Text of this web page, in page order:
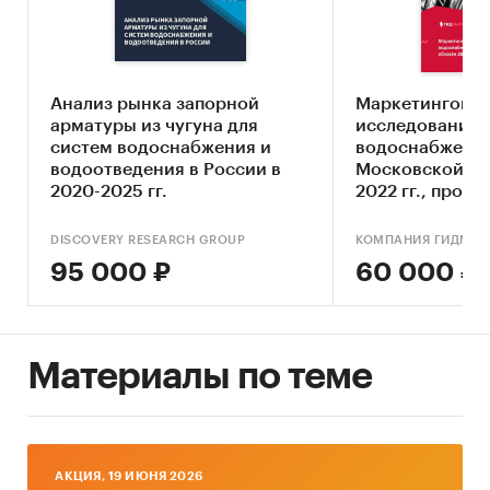
ный рынок на мытищинской ярмарке,
Экспострой на Нахимовском, Синдика О и др.)
анализ вторичной ин-формации:
• интернет-ресурсы
Анализ рынка запорной
арматуры из чугуна для
систем водоснабжения и
водоотведения в России в
2020-2025 гг.
DISCOVERY RESEARCH GROUP
95 000 ₽
Маркетинговое
исследование
Московской
2022 гг.,
КОМПАНИЯ
60 000 ₽
Материалы по теме
AКЦИЯ, 19 ИЮНЯ 2026